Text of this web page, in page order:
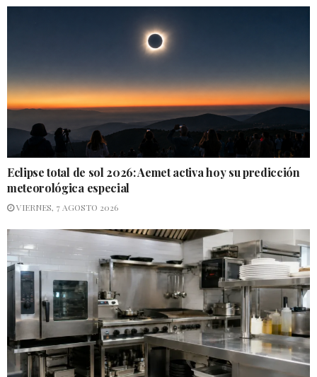
Eclipse total de sol 2026: Aemet activa hoy su predicción
meteorológica especial
VIERNES, 7 AGOSTO 2026